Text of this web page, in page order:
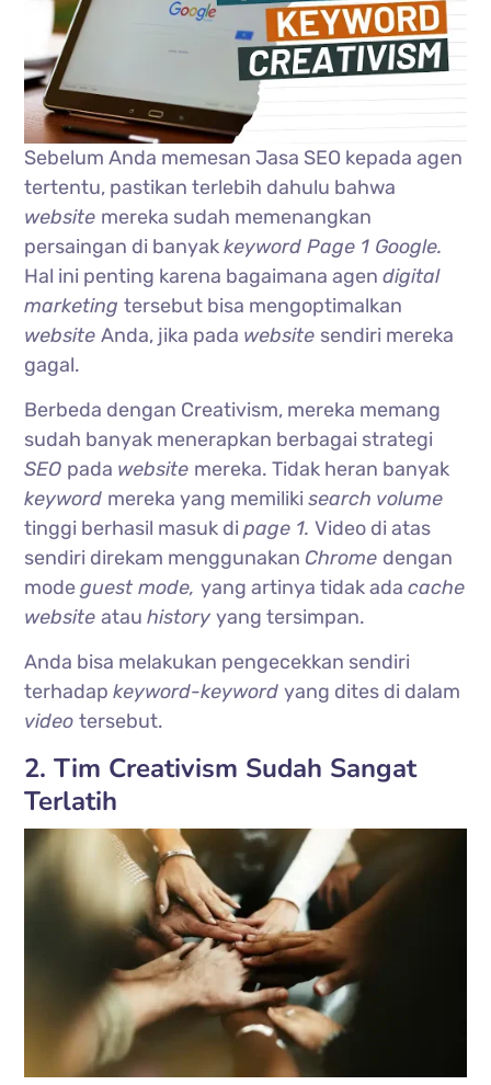
Sebelum Anda memesan Jasa SEO kepada agen
tertentu, pastikan terlebih dahulu bahwa
website mereka sudah memenangkan
persaingan di banyakkeyword Page 1 Google.
Hal ini penting karena bagaimana agendigital
marketingtersebut bisa mengoptimalkan
websiteAnda, jika pada website sendiri mereka
gagal.
Berbeda dengan Creativism, mereka memang
sudah banyak menerapkan berbagai strategi
SEO pada website mereka. Tidak heran banyak
keyword mereka yang memilikisearch volume
tinggi berhasil masuk dipage 1.Video di atas
sendiri direkam menggunakan Chrome dengan
modeguest mode,yang artinya tidak adacache
websiteatauhistoryyang tersimpan.
Anda bisa melakukan pengecekkan sendiri
terhadapkeyword-keywordyang dites di dalam
videotersebut.
2. Tim Creativism Sudah Sangat
Terlatih